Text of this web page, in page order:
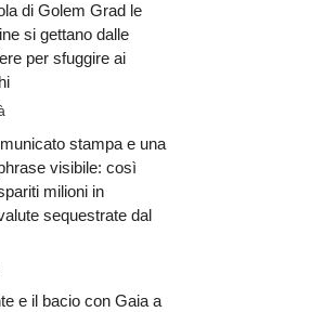
di Golem Grad le
si gettano dalle
per sfuggire ai
stampa e una
visibile: così
milioni in
sequestrate dal
e il bacio con Gaia a